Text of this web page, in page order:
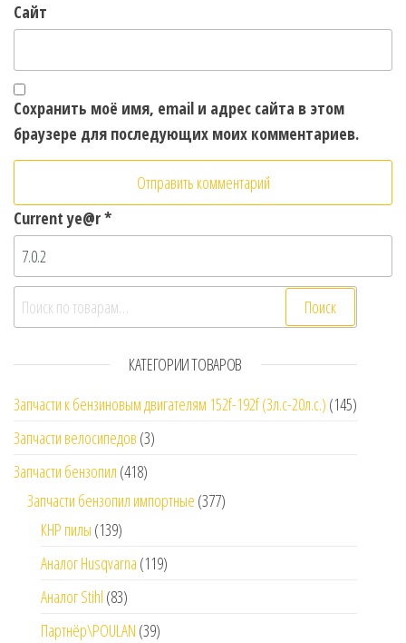
Сайт
Сохранить моё имя, email и адрес сайта в этом
браузере для последующих моих комментариев.
Current ye@r*
Искать: Поиск
КАТЕГОРИИ ТОВАРОВ
Запчасти к бензиновым двигателям 152f-192f (3л.с-20л.с.) (145)
Запчасти велосипедов (3)
Запчасти бензопил (418)
Запчасти бензопил импортные (377)
КНР пилы (139)
Аналог Husqvarna (119)
Аналог Stihl (83)
Партнёр\POULAN (39)